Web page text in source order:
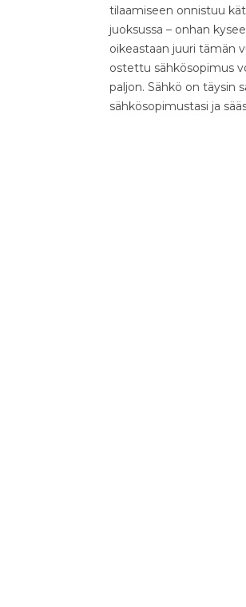
tilaamiseen onnistuu
juoksussa – onhan
oikeastaan juuri tämän
ostettu sähkösopimus
paljon. Sähkö on täysin
sähkösopimustasi ja